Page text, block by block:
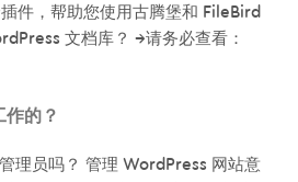
件，帮助您使用古腾堡和 FileBird
文档库？ →请务必查看：
作的？
理员吗？ 管理 WordPress 网站意